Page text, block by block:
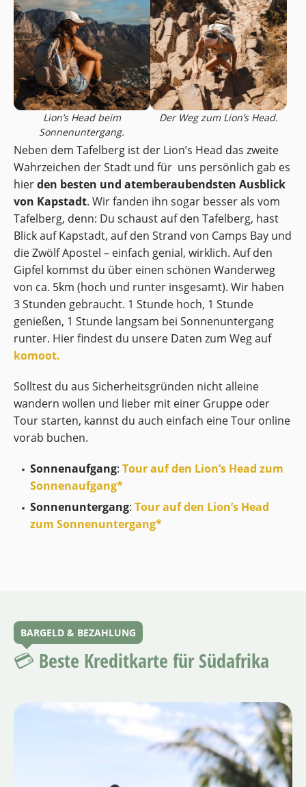
Lion’s Head beim
Sonnenuntergang.
Der Weg zum Lion’s Head.
Neben dem Tafelberg ist der Lion’s Head das zweite
Wahrzeichen der Stadt und für uns persönlich gab es
hierden besten und atemberaubendsten Ausblick
von Kapstadt. Wir fanden ihn sogar besser als vom
Tafelberg, denn: Du schaust auf den Tafelberg, hast
Blick auf Kapstadt, auf den Strand von Camps Bay und
die Zwölf Apostel – einfach genial, wirklich. Auf den
Gipfel kommst du über einen schönen Wanderweg
von ca. 5km (hoch und runter insgesamt). Wir haben
3 Stunden gebraucht. 1 Stunde hoch, 1 Stunde
genießen, 1 Stunde langsam bei Sonnenuntergang
runter. Hier findest du unsere Daten zum Weg auf
komoot.
Solltest du aus Sicherheitsgründen nicht alleine
wandern wollen und lieber mit einer Gruppe oder
Tour starten, kannst du auch einfach eine Tour online
vorab buchen.
Sonnenaufgang: Tour auf den Lion’s Head zum
Sonnenaufgang*
Sonnenuntergang: Tour auf den Lion’s Head
zum Sonnenuntergang*
BARGELD & BEZAHLUNG
💳 Beste Kreditkarte für Südafrika